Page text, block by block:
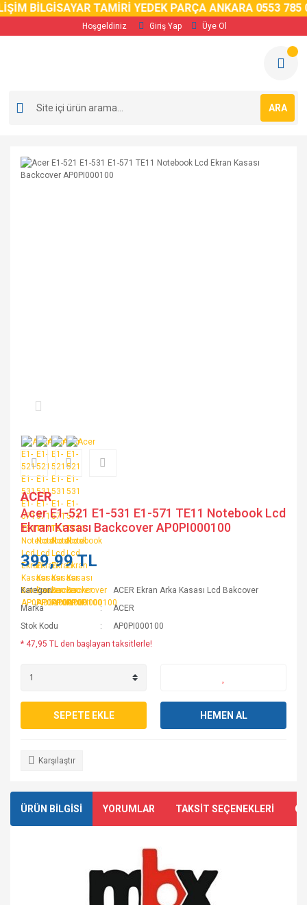
BİLGİSAYAR TAMİRİ YEDEK PARÇA ANKARA 0553 785 02
Hoşgeldiniz Giriş Yap Üye Ol
ARA
ACER
Acer E1-521 E1-531 E1-571 TE11 Notebook Lcd
Ekran Kasası Backcover AP0PI000100
399,99 TL
Kategori
ACER Ekran Arka Kasası Lcd Bakcover
Marka
ACER
Stok Kodu
AP0PI000100
* 47,95 TL den başlayan taksitlerle!
SEPETE EKLE HEMEN AL
Karşılaştır
ÜRÜN BİLGİSİ YORUMLAR TAKSİT SEÇENEKLERİ